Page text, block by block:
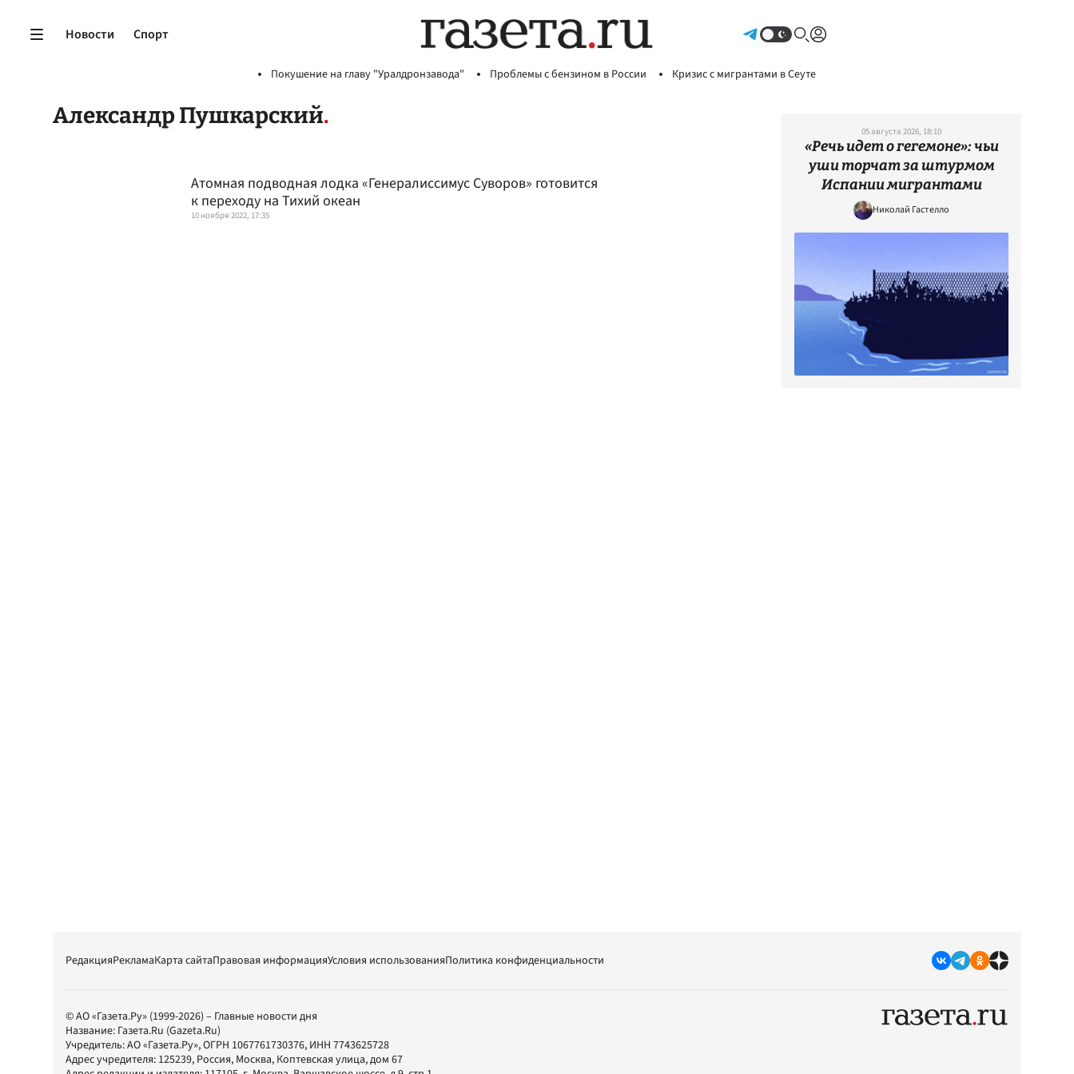
Новости Спорт
Покушение на главу "Уралдронзавода" Проблемы с бензином в России Кризис с мигрантами в Сеуте
Александр Пушкарский
Атомная подводная лодка «Генералиссимус Суворов» готовится
к переходу на Тихий океан
10 ноября 2022, 17:35
05 августа 2026, 18:10
«Речь идет о гегемоне»: чьи
уши торчат за штурмом
Испании мигрантами
Николай Гастелло
РедакцияРекламаКарта сайтаПравовая информацияУсловия использованияПолитика конфиденциальности
© АО «Газета.Ру» (1999-2026) – Главные новости дня
Название: Газета.Ru (Gazeta.Ru)
Учредитель:АО «Газета.Ру», ОГРН 1067761730376, ИНН 7743625728
Адрес учредителя: 125239, Россия, Москва, Коптевская улица, дом 67